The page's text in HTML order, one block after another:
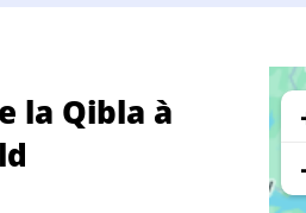
la Qibla à